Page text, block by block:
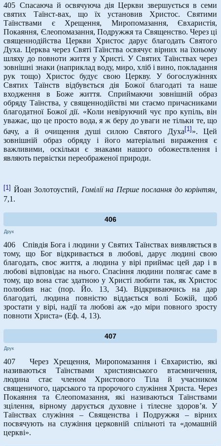
405 Спасаюча й освячуюча дія Церкви звершується в семи
святих Таїнст-вах, що їх установив Христос. Святими
Таїнствами є Хрещення, Миропомазання, Євхаристія,
Покаяння, Єлеопомазання, Подружжя та Священство. Через ці
священнодійства Церкви Христос дарує благодать Святого
Духа. Церква через Святі Таїнства освячує вірних на їхньому
шляху до повноти життя у Христі. У Святих Таїнствах через
зовнішні знаки (наприклад воду, миро, хліб і вино, покладання
рук тощо) Христос будує свою Церкву. У богослужіннях
Святих Таїнств відбувється дія Божої благодаті та наше
входження в Боже життя. Сприймаючи зовнішній образ
обряду Таїнства, у священнодійстві ми стаємо причасниками
благодатної Божої дії. «Коли невіруючий чує про купіль, він
уважає, що це просто вода, я ж беру до уваги не тільки те, що
бачу, а й очищення душі силою Святого Духа [1] ». Цей
зовнішній образ обряду і його матеріальні вираження є
важливими, оскільки є знаками нашого обожествлення і
являють первістки переображеної природи.
[1] Йоан Золотоустий, Гомілії на Перше послання до корінтян,
7,1.
406
Друк
406 Співдія Бога і людини у Святих Таїнствах виявляється в
тому, що Бог відкривається в любові, дарує людині свою
благодать, своє життя, а людина у вірі приймає цей дар і в
любові відповідає на нього. Спасіння людини полягає саме в
тому, що вона стає здатною у Христі любити так, як Христос
полюбив нас (пор. Йо. 13, 34). Відкриваючись на дар
благодаті, людина повністю віддається волі Божій, щоб
зростати у вірі, надії та любові аж «до міри повного зросту
повноти Христа» (Еф. 4, 13).
407
Друк
407 Через Хрещення, Миропомазання і Євхаристію, які
називаються Таїнствами християнського втаємничення,
людина стає членом Христового Тіла й учасником
священичого, царського та пророчого служіння Христа. Через
Покаяння та Єлеопомазання, які називаються Таїнствами
зцілення, вірному дарується духовне і тілесне здоров’я. У
Таїнствах служіння – Священства і Подружжя – вірних
посвячують на служіння церковній спільноті та «домашній
церкві».